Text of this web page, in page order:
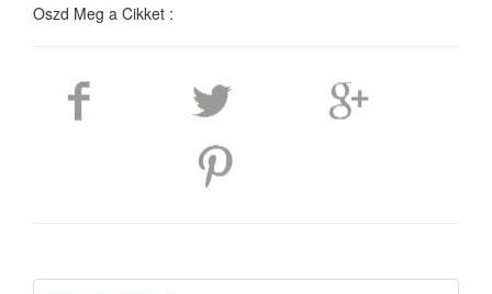
Oszd Meg a Cikket :